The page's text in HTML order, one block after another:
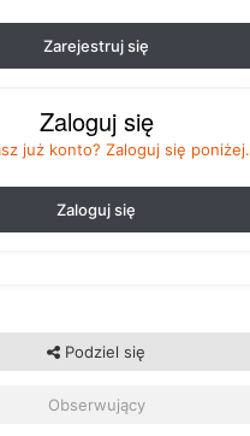
Zarejestruj się
Zaloguj się
już konto? Zaloguj się poniżej.
Zaloguj się
Podziel się
Obserwujący